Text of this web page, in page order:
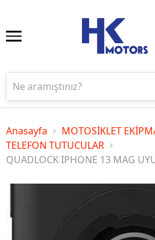
Anasayfa
MOTOSİKLET
TELEFON TUTUCULAR
QUADLOCK IPHONE 13 MAG